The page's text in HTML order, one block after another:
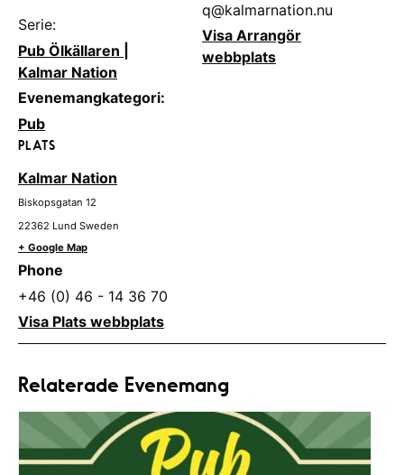
Serie:
Pub Ölkällaren |
Kalmar Nation
Evenemangkategori:
Pub
PLATS
Kalmar Nation
Biskopsgatan 12
22362 Lund Sweden
+ Google Map
Phone
+46 (0) 46 - 14 36 70
Visa Plats webbplats
q@kalmarnation.nu
Visa Arrangör
webbplats
Relaterade Evenemang